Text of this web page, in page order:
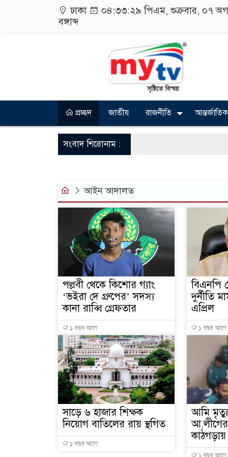
ঢাকা ০৪:৩৩:৩১ পিএম, শুক্রবার, ০৭
বঙ্গাব্দ
প্রচ্ছদ জাতীয় রাজনীতি আন্তর্জাতিক
সংবাদ শিরোনাম :
আইন আদালত
পল্লবী থেকে কিশোর গ্যাং
‘ভইরা দে গ্রুপের’ সদস্য
কানা রাব্বি গ্রেফতার
১ বছর আগে
বিএনপি
দুর্নীতি
এপ্রিল
১ বছর আগে
সাড়ে ৬ হাজার শিক্ষক
নিয়োগ বাতিলের রায় স্থগিত
১ বছর আগে
আমি